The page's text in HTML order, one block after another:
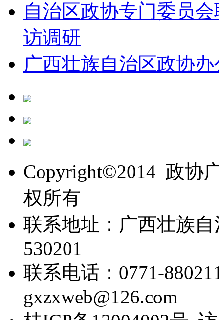
自治区政协专门委员
访调研
广西壮族自治区政协
Copyright©2014 政协
权所有
联系地址：广西壮族
530201
联系电话：0771-
gxzxweb@126.com